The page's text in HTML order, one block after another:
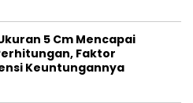
5 Cm Mencapai
Faktor
Keuntungannya